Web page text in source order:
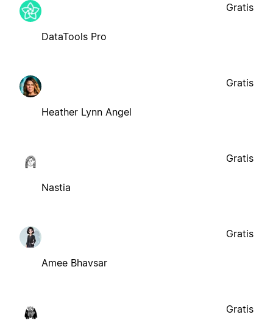
DataTools Pro
Gratis
Heather Lynn Angel
Gratis
Nastia
Gratis
Amee Bhavsar
Gratis
Gratis